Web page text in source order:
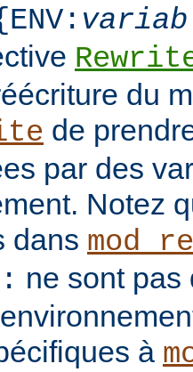
du
de
par des
Notez
dans
ne sont pas
à